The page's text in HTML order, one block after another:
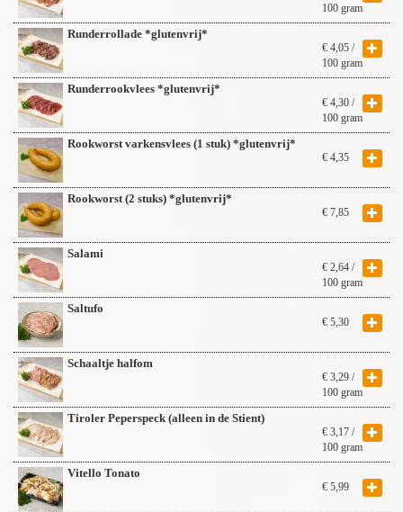
100 gram
€ 4,05 /
100 gram
Runderrollade *glutenvrij*
€ 4,30 /
100 gram
Runderrookvlees *glutenvrij*
€ 4,35
Rookworst varkensvlees (1 stuk) *glutenvrij*
€ 7,85
Rookworst (2 stuks) *glutenvrij*
€ 2,64 /
100 gram
Salami
€ 5,30
Saltufo
€ 3,29 /
100 gram
Schaaltje halfom
€ 3,17 /
100 gram
Tiroler Peperspeck (alleen in de Stient)
€ 5,99
Vitello Tonato